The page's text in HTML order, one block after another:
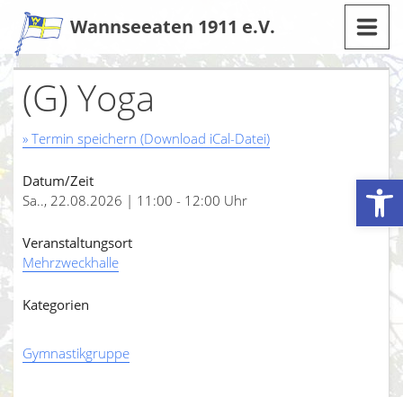
Werkzeugleiste öffnen
Zum
Inhalt
Wannseeaten 1911 e.V.
(G) Yoga
» Termin speichern (Download iCal-Datei)
Datum/Zeit
Sa.., 22.08.2026 | 11:00 - 12:00 Uhr
Veranstaltungsort
Mehrzweckhalle
Kategorien
Gymnastikgruppe